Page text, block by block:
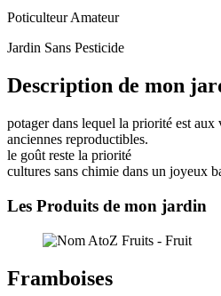
Poticulteur Amateur
Jardin Sans Pesticide
Description de mon
potager dans lequel la priorité est aux
anciennes reproductibles.
le goût reste la priorité
cultures sans chimie dans un joyeux
Les Produits de mon jardin
Framboises